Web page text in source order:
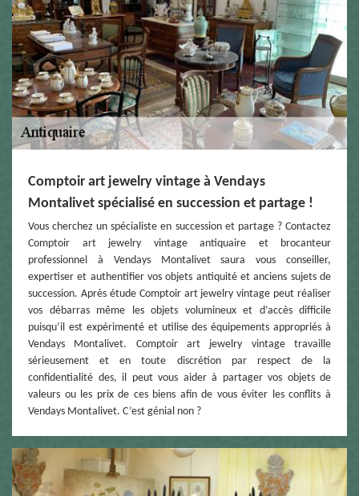
Comptoir art jewelry vintage à Vendays
Montalivet spécialisé en succession et partage !
Vous cherchez un spécialiste en succession et partage ? Contactez
Comptoir art jewelry vintage antiquaire et brocanteur
professionnel à Vendays Montalivet saura vous conseiller,
expertiser et authentifier vos objets antiquité et anciens sujets de
succession. Après étude Comptoir art jewelry vintage peut réaliser
vos débarras même les objets volumineux et d’accès difficile
puisqu’il est expérimenté et utilise des équipements appropriés à
Vendays Montalivet. Comptoir art jewelry vintage travaille
sérieusement et en toute discrétion par respect de la
confidentialité des, il peut vous aider à partager vos objets de
valeurs ou les prix de ces biens afin de vous éviter les conflits à
Vendays Montalivet. C’est génial non ?